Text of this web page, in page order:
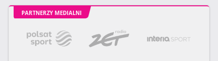
PARTNERZY MEDIALNI